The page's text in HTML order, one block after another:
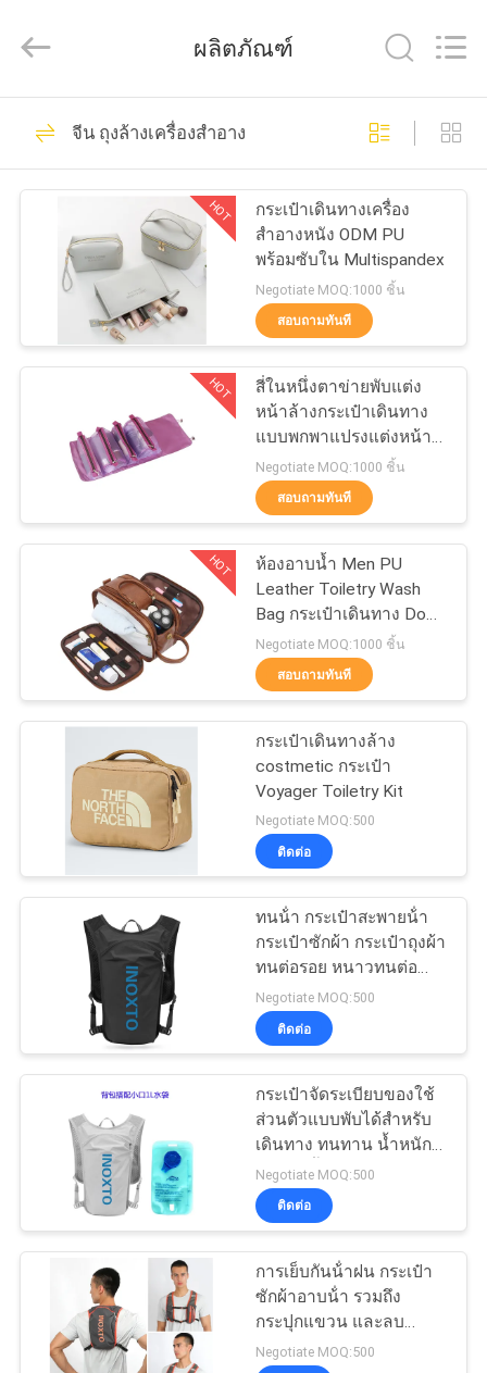
บ้าน
สินค้า
เกี่ยว
กับ
โรงงาน
ควบคุม
คุณภาพ
แผนผัง
เว็บไซต์
PRIVACY
POLICY
Industrial
Group
Rights
Developed
กรณีฮาร์ด EVA
68
กล่องเก็บของ EVA
49
กระเป๋าใส่ EVA
กระเป๋าเก็บเงิน
กระเป๋าซิปธนาคาร
134
ถุงล้างเครื่องสำอาง
23
ผลิตภัณฑ์
จีน ถุงล้างเครื่องสำอาง
HOT
กระเป๋าเดินทางเครื่อง
สำอางหนัง ODM PU
พร้อมซับใน Multispandex
Negotiate MOQ:1000 ชิ้น
สอบถามทันที
HOT
สี่ในหนึ่งตาข่ายพับแต่ง
หน้าล้างกระเป๋าเดินทาง
แบบพกพาแปรงแต่งหน้าที่
เก็บ
Negotiate MOQ:1000 ชิ้น
สอบถามทันที
HOT
ห้องอาบน้ำ Men PU
Leather Toiletry Wash
Bag กระเป๋าเดินทาง Dopp
Kit Water Resistant
Negotiate MOQ:1000 ชิ้น
สอบถามทันที
กระเป๋าเดินทางล้าง
costmetic กระเป๋า
Voyager Toiletry Kit
Negotiate MOQ:500
ติดต่อ
ทนน้ํา กระเป๋าสะพายน้ํา
กระเป๋าซักผ้า กระเป๋าถุงผ้า
ทนต่อรอย หนาวทนต่อ
เครื่องซักผ้า กระเป๋า
รองเท้า เหมาะสําหรับการ
เดินทางและทุกวัน
Negotiate MOQ:500
ติดต่อ
กระเป๋าจัดระเบียบของใช้
ส่วนตัวแบบพับได้สำหรับ
เดินทาง ทนทาน น้ำหนัก
เบา กันน้ำได้ พกพาสะดวก
สำหรับจัดเก็บของใช้ส่วน
ตัวและเครื่องสำอาง
Negotiate MOQ:500
ติดต่อ
การเย็บกันน้ําฝน กระเป๋า
ซักผ้าอาบน้ํา รวมถึง
กระปุกแขวน และลบ
สะอาดด้วยผ้าอุ่นเพื่อการ
Negotiate MOQ:500